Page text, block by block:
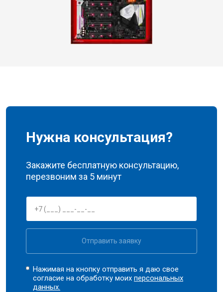
Нужна консультация?
Закажите бесплатную консультацию,
перезвоним за 5 минут
Отправить заявку
Нажимая на кнопку отправить я даю свое
согласие на обработку моихперсональных
данных.